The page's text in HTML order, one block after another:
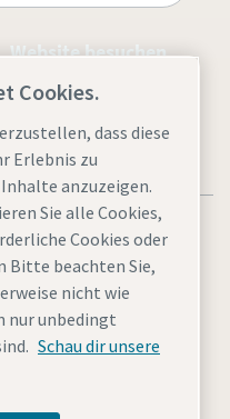
Website besuchen
Sitemap
Cookies.
dass diese
Erlebnis zu
anzuzeigen.
Sie alle Cookies,
Cookies oder
Bitte beachten Sie,
nicht wie
nur unbedingt
Schau dir unsere